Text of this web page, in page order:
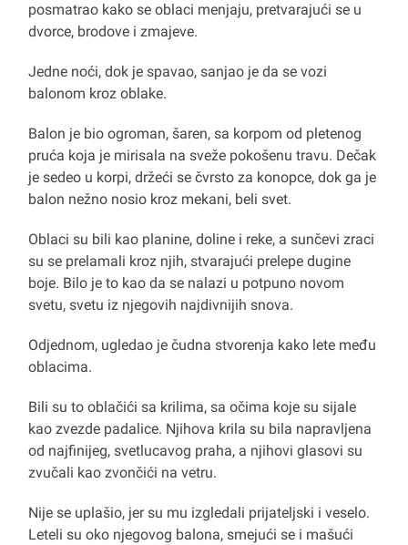
posmatrao kako se oblaci menjaju, pretvarajući se u
dvorce, brodove i zmajeve.
Jedne noći, dok je spavao, sanjao je da se vozi
balonom kroz oblake.
Balon je bio ogroman, šaren, sa korpom od pletenog
pruća koja je mirisala na sveže pokošenu travu. Dečak
je sedeo u korpi, držeći se čvrsto za konopce, dok ga je
balon nežno nosio kroz mekani, beli svet.
Oblaci su bili kao planine, doline i reke, a sunčevi zraci
su se prelamali kroz njih, stvarajući prelepe dugine
boje. Bilo je to kao da se nalazi u potpuno novom
svetu, svetu iz njegovih najdivnijih snova.
Odjednom, ugledao je čudna stvorenja kako lete među
oblacima.
Bili su to oblačići sa krilima, sa očima koje su sijale
kao zvezde padalice. Njihova krila su bila napravljena
od najfinijeg, svetlucavog praha, a njihovi glasovi su
zvučali kao zvončići na vetru.
Nije se uplašio, jer su mu izgledali prijateljski i veselo.
Leteli su oko njegovog balona, smejući se i mašući